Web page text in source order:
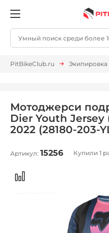
PitBikeClub.ru Экипировка
Мотоджерси
Dier Youth Jersey
2022 (28180-203-
Артикул: 15256 Купили 1